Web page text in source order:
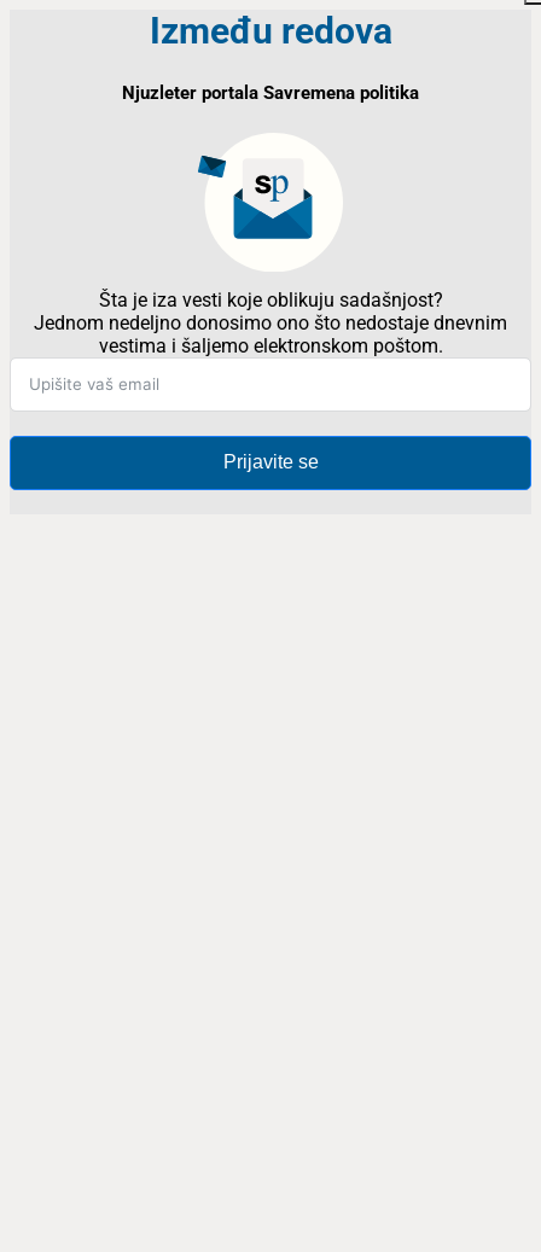
Između redova
Njuzleter portala Savremena politika
Šta je iza vesti koje oblikuju sadašnjost?
Jednom nedeljno donosimo ono što nedostaje dnevnim
vestima i šaljemo elektronskom poštom.
Prijavite se